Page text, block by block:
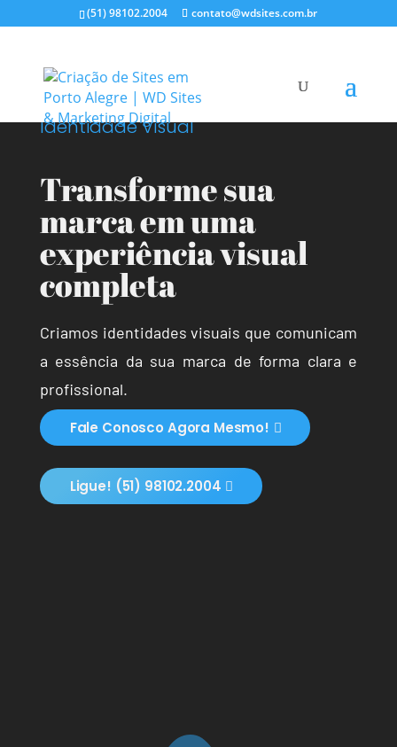
(51) 98102.2004 contato@wdsites.com.br
Identidade Visual
Transforme sua
marca em uma
experiência visual
completa
Criamos identidades visuais que comunicam
a essência da sua marca de forma clara e
profissional.
Fale Conosco Agora Mesmo!
Ligue! (51) 98102.2004